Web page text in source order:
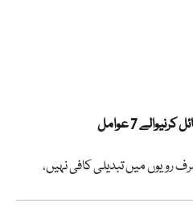
7 عوامل
رویوں میں تبدیلی کافی نہیں،